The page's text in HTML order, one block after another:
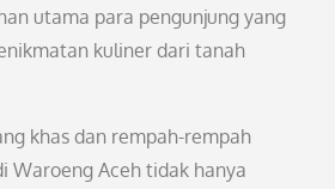
utama para pengunjung yang
kuliner dari tanah
khas dan rempah-rempah
Waroeng Aceh tidak hanya